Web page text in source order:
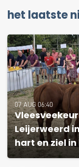
het laatste
07 AUG 06:40
Leijerweerd
hart en ziel